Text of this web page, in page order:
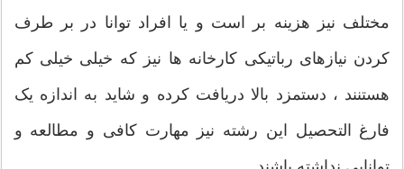
مختلف نیز هزینه بر است و یا افراد توانا در بر طرف
کردن نیازهای رباتیکی کارخانه ها نیز که خیلی خیلی کم
هستنند ، دستمزد بالا دریافت کرده و شاید به اندازه یک
فارغ التحصیل این رشته نیز مهارت کافی و مطالعه و